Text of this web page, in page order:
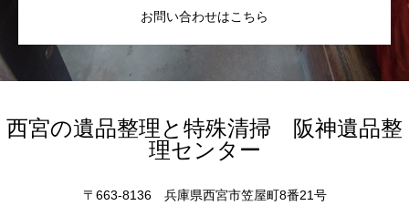
お問い合わせはこちら
西宮の遺品整理と特殊清掃 阪神遺品整
理センター
〒663-8136 兵庫県西宮市笠屋町8番21号